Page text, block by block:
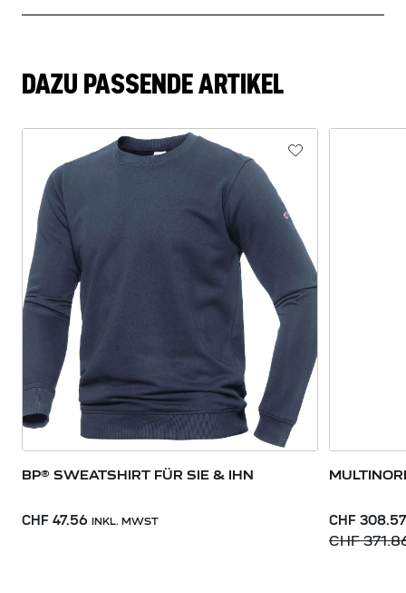
DAZU PASSENDE ARTIKEL
BP® SWEATSHIRT FÜR SIE & IHN
CHF 47.56 INKL. MWST CHF 308.57
CHF